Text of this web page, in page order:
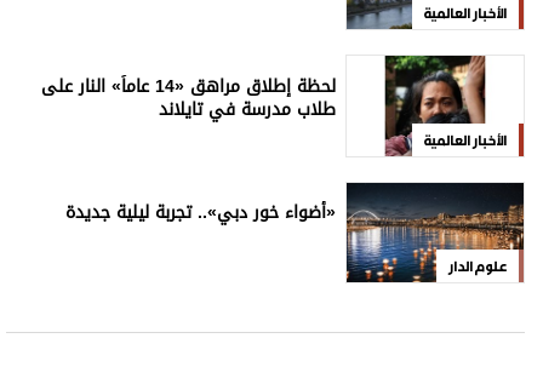
الأخبار العالمية
الأخبار العالمية
لحظة إطلاق مراهق «14 عاماً» النار على
طلاب مدرسة في تايلاند
علوم الدار
«أضواء خور دبي».. تجربة ليلية جديدة